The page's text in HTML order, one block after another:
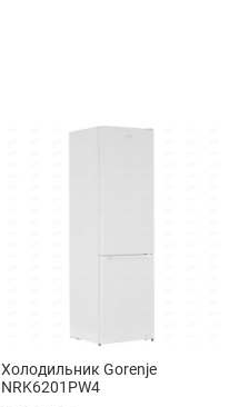
Холодильник Gorenje
NRK6201PW4